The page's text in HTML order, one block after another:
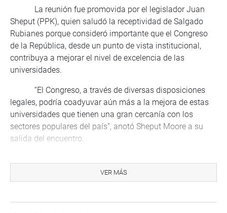
La reunión fue promovida por el legislador Juan
Sheput (PPK), quien saludó la receptividad de Salgado
Rubianes porque consideró importante que el Congreso
de la República, desde un punto de vista institucional,
contribuya a mejorar el nivel de excelencia de las
universidades.
“El Congreso, a través de diversas disposiciones
legales, podría coadyuvar aún más a la mejora de estas
universidades que tienen una gran cercanía con los
sectores populares del país”, anotó Sheput Moore a su
salida del encuentro.
el fin de promover los niveles de calidad de la educación y
la mejora de la infraestructura de los universidades
VER MÁS